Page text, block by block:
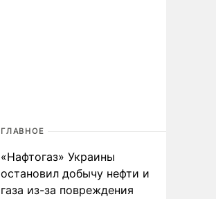
ГЛАВНОЕ
«Нафтогаз» Украины
остановил добычу нефти и
газа из-за повреждения